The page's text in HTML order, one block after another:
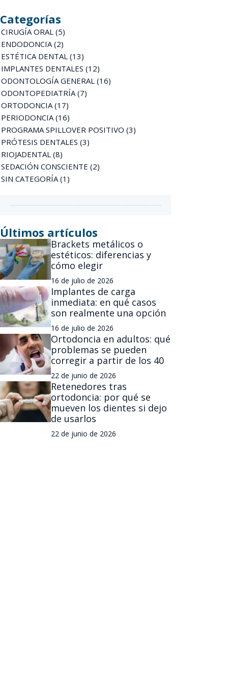
Categorías
CIRUGÍA ORAL(5)
ENDODONCIA(2)
ESTÉTICA DENTAL(13)
IMPLANTES DENTALES (12)
ODONTOLOGÍA GENERAL(16)
ODONTOPEDIATRÍA(7)
ORTODONCIA(17)
PERIODONCIA(16)
PROGRAMA SPILLOVER POSITIVO (3)
PRÓTESIS DENTALES (3)
RIOJADENTAL(8)
SEDACIÓN CONSCIENTE (2)
SIN CATEGORÍA(1)
Últimos artículos
Brackets metálicos o
estéticos: diferencias y
cómo elegir
16 de julio de 2026
Implantes de carga
inmediata: en qué casos
son realmente una opción
16 de julio de 2026
Ortodoncia en adultos: qué
problemas se pueden
corregir a partir de los 40
22 de junio de 2026
Retenedores tras
ortodoncia: por qué se
mueven los dientes si dejo
de usarlos
22 de junio de 2026